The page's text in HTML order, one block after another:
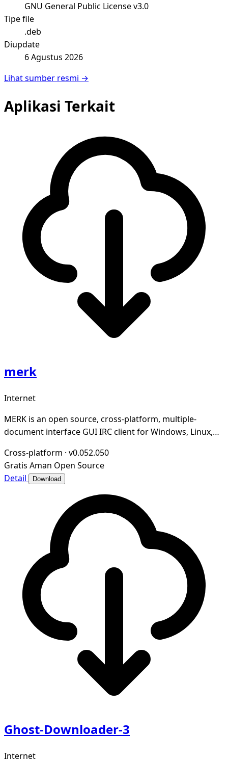
GNU General Public License v3.0
Tipe file
.deb
Diupdate
6 Agustus 2026
Lihat sumber resmi →
Aplikasi Terkait
merk
Internet
MERK is an open source, cross-platform, multiple-
document interface GUI IRC client for Windows, Linux,
Cross-platform · v0.052.050
Gratis Aman Open Source
Detail
Download
Ghost-Downloader-3
Internet